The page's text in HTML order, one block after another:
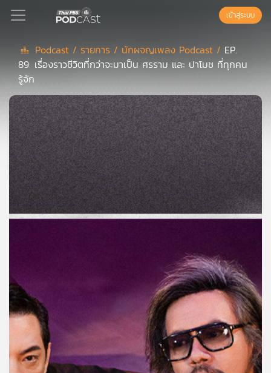
Podcast
เพล
ย์
ลิ
สต์
แนะนำ
เพล
ย์
คุณ
เพลง
บทความ
เข้าสู่ระบบ
Podcast / รายการ / นักผจญเพลง Podcast / EP.
89: เรื่องราวชีวิตที่กว่าจะมาเป็น ศรราม และ ปาโมช ที่ทุกคน
รู้จัก